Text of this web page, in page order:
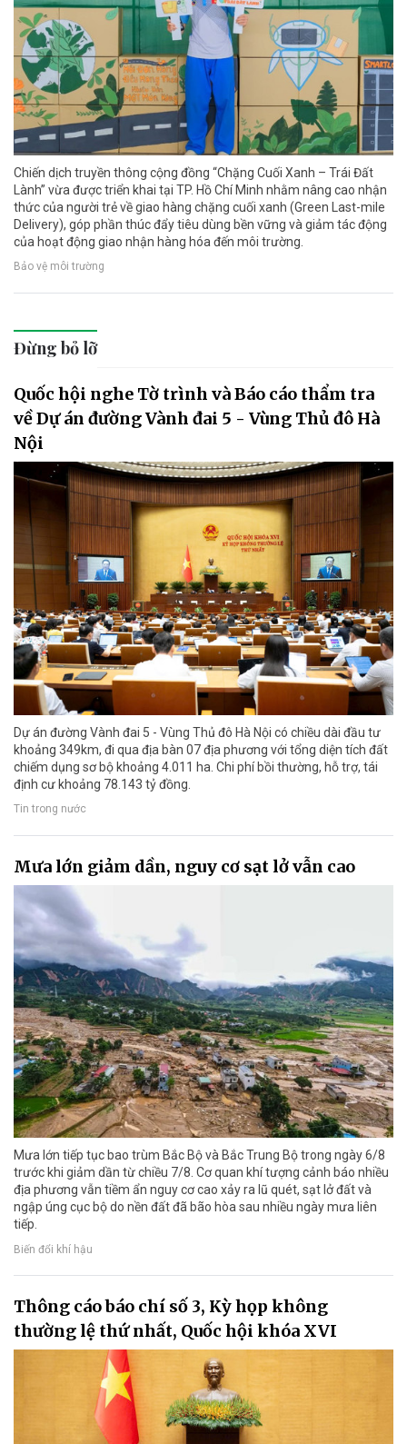
Chiến dịch truyền thông cộng đồng “Chặng Cuối Xanh – Trái Đất
Lành” vừa được triển khai tại TP. Hồ Chí Minh nhằm nâng cao nhận
thức của người trẻ về giao hàng chặng cuối xanh (Green Last-mile
Delivery), góp phần thúc đẩy tiêu dùng bền vững và giảm tác động
của hoạt động giao nhận hàng hóa đến môi trường.
Bảo vệ môi trường
Đừng bỏ lỡ
Quốc hội nghe Tờ trình và Báo cáo thẩm tra
về Dự án đường Vành đai 5 - Vùng Thủ đô Hà
Nội
Dự án đường Vành đai 5 - Vùng Thủ đô Hà Nội có chiều dài đầu tư
khoảng 349km, đi qua địa bàn 07 địa phương với tổng diện tích đất
chiếm dụng sơ bộ khoảng 4.011 ha. Chi phí bồi thường, hỗ trợ, tái
định cư khoảng 78.143 tỷ đồng.
Tin trong nước
Mưa lớn giảm dần, nguy cơ sạt lở vẫn cao
Mưa lớn tiếp tục bao trùm Bắc Bộ và Bắc Trung Bộ trong ngày 6/8
trước khi giảm dần từ chiều 7/8. Cơ quan khí tượng cảnh báo nhiều
địa phương vẫn tiềm ẩn nguy cơ cao xảy ra lũ quét, sạt lở đất và
ngập úng cục bộ do nền đất đã bão hòa sau nhiều ngày mưa liên
tiếp.
Biến đổi khí hậu
Thông cáo báo chí số 3, Kỳ họp không
thường lệ thứ nhất, Quốc hội khóa XVI